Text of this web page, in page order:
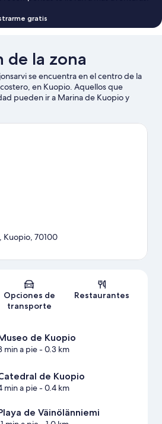
gratis
de la zona
se encuentra en el centro de la
en Kuopio. Aquellos que
pueden ir a Marina de Kuopio y
quienes quieran apreciar la belleza
¿Quieres asistir a un evento o
Mapa
Kuopio, 70100
Opciones de
transporte
Restaurantes
de Kuopio
min a pie- 0.3 km
de Kuopio
min a pie- 0.4 km
de Väinölänniemi